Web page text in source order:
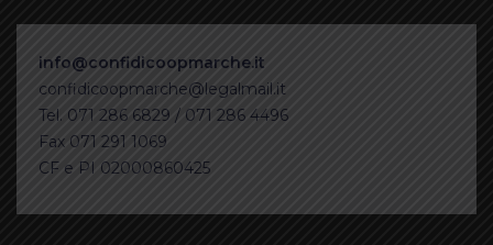
info@confidicoopmarche.it
confidicoopmarche@legalmail.it
Tel. 071 286 6829 / 071 286 4496
Fax 071 291 1069
CF e PI 02000860425